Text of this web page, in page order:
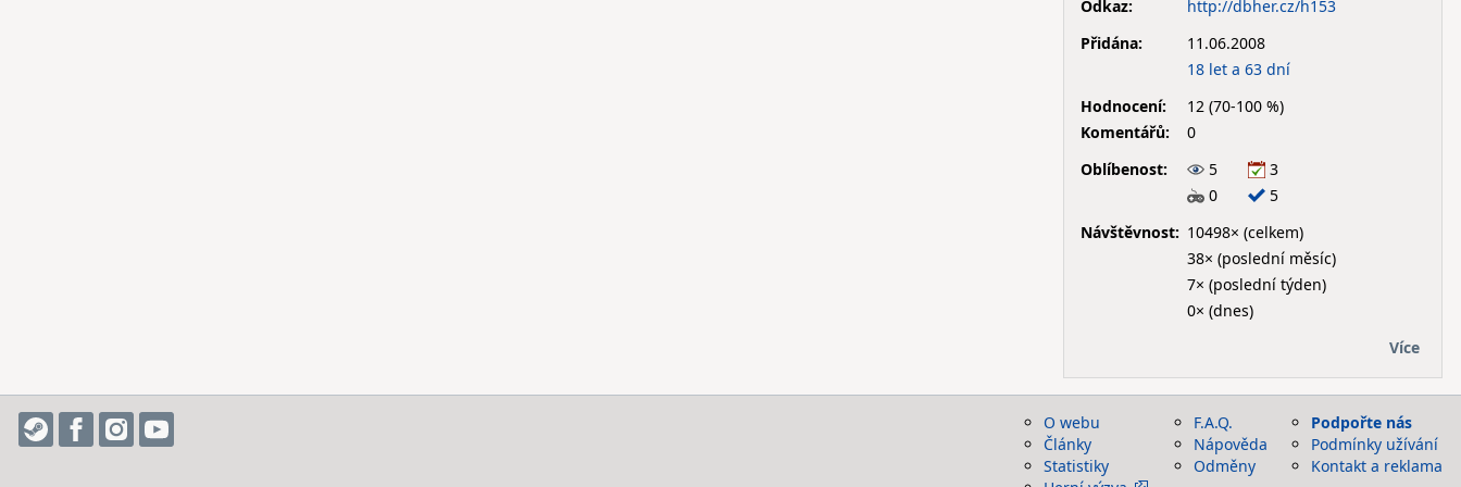
Odkaz:
http://dbher.cz/h153
Přidána:
11.06.2008
18 let a 63 dní
Hodnocení:
12 (70-100 %)
Komentářů:
0
Oblíbenost:
5
3
0
5
Návštěvnost: 10498× (celkem)
38× (poslední měsíc)
7× (poslední týden)
0× (dnes)
Více
O webu
Články
Statistiky
F.A.Q.
Nápověda
Odměny
Podpořte nás
Podmínky užívání
Kontakt a reklama